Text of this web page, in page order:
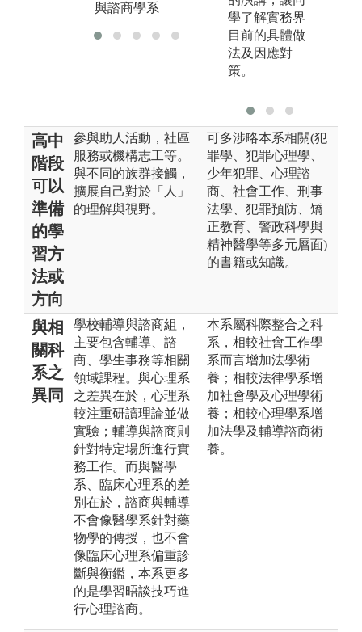
與諮商學系
學了解實務界
目前的具體做
法及因應對
策。
高中
階段
可以
準備
的學
習方
法或
方向
參與助人活動，社區
服務或機構志工等。
與不同的族群接觸，
擴展自己對於「人」
的理解與視野。
可多涉略本系相關(犯
罪學、犯罪心理學、
少年犯罪、心理諮
商、社會工作、刑事
法學、犯罪預防、矯
正教育、警政科學與
精神醫學等多元層面)
的書籍或知識。
與相
關科
系之
異同
學校輔導與諮商組，
主要包含輔導、諮
商、學生事務等相關
領域課程。與心理系
之差異在於，心理系
較注重研讀理論並做
實驗；輔導與諮商則
針對特定場所進行實
務工作。而與醫學
系、臨床心理系的差
別在於，諮商與輔導
不會像醫學系針對藥
物學的傳授，也不會
像臨床心理系偏重診
斷與衡鑑，本系更多
的是學習晤談技巧進
行心理諮商。
本系屬科際整合之科
系，相較社會工作學
系而言增加法學術
養；相較法律學系增
加社會學及心理學術
養；相較心理學系增
加法學及輔導諮商術
養。